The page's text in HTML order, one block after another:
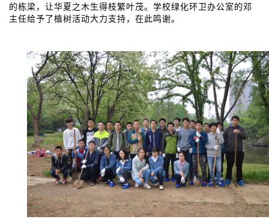
的栋梁，让华夏之木生得枝繁叶茂。学校绿化环卫办公室的邓
主任给予了植树活动大力支持，在此鸣谢。